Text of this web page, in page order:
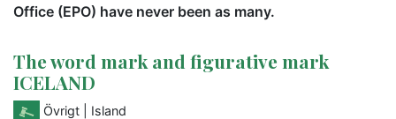
Office (EPO) have never been as many.
The word mark and figurative mark
ICELAND
Övrigt | Island